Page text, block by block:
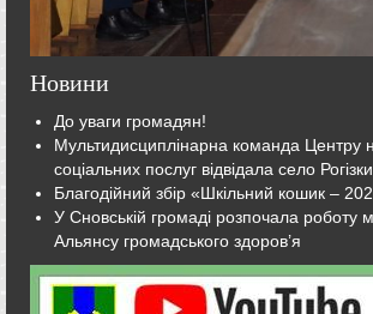
Новини
До уваги громадян!
Мультидисциплінарна команда Центру
соціальних послуг відвідала село Рогізки
Благодійний збір «Шкільний кошик –
У Сновській громаді розпочала роботу
Альянсу громадського здоров’я